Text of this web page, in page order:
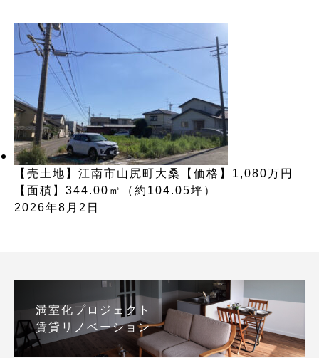
【売土地】江南市山尻町大桑【価格】1,080万円
【面積】344.00㎡（約104.05坪）
2026年8月2日
満室化プロジェクト
賃貸リノベーション